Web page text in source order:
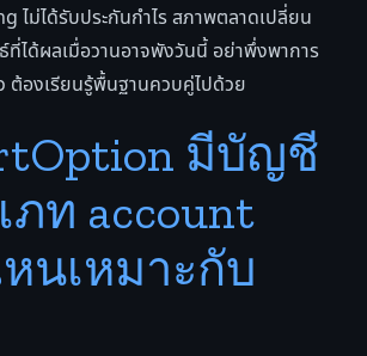
ไม่ได้รับประกันกำไร สภาพตลาดเปลี่ยน
ที่ได้ผลเมื่อวานอาจพังวันนี้ อย่าพึ่งพาการ
ต้องเรียนรู้พื้นฐานควบคู่ไปด้วย
มีบัญชี
ภท account
นเหมาะกับ